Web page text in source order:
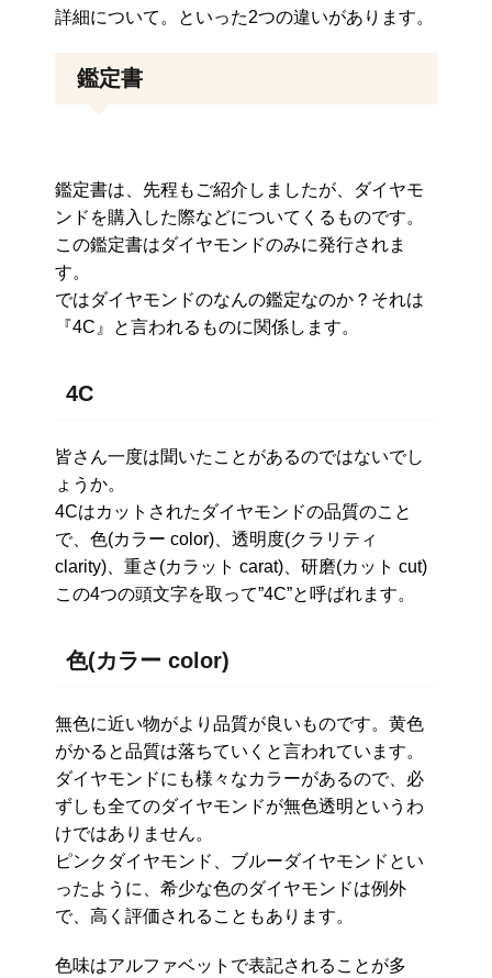
詳細について。といった2つの違いがあります。
鑑定書
鑑定書は、先程もご紹介しましたが、ダイヤモ
ンドを購入した際などについてくるものです。
この鑑定書はダイヤモンドのみに発行されま
す。
ではダイヤモンドのなんの鑑定なのか？それは
『4C』と言われるものに関係します。
4C
皆さん一度は聞いたことがあるのではないでし
ょうか。
4Cはカットされたダイヤモンドの品質のこと
で、色(カラー color)、透明度(クラリティ
clarity)、重さ(カラット carat)、研磨(カット cut)
この4つの頭文字を取って”4C”と呼ばれます。
色(カラー color)
無色に近い物がより品質が良いものです。黄色
がかると品質は落ちていくと言われています。
ダイヤモンドにも様々なカラーがあるので、必
ずしも全てのダイヤモンドが無色透明というわ
けではありません。
ピンクダイヤモンド、ブルーダイヤモンドとい
ったように、希少な色のダイヤモンドは例外
で、高く評価されることもあります。
色味はアルファベットで表記されることが多